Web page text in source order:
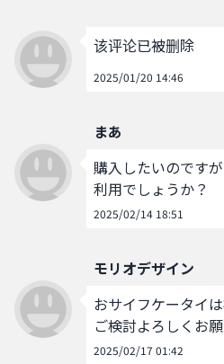
该评论已被删除
2025/01/20 14:46
まあ
購入したいのです
利用でしょうか？
2025/02/14 18:51
モリオデザイン
おサイフケータイ
ご検討よろしくお願
2025/02/17 01:42